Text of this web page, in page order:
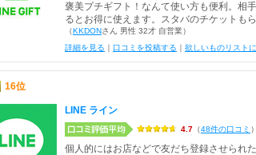
褒美プチギフト！なんて使い方も便利。相
るとお得に使えます。スタバのチケットも
（KKDONさん 男性 32才 自営業）
詳細を見る ｜ 口コミを投稿する ｜ 欲しいものリスト
16位
LINE ライン
4.7 （48件の口コミ ）
個人的にはお店などで友だち登録させられ